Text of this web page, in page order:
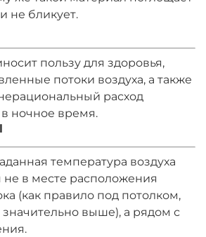
не бликует.
пользу для здоровья,
потоки воздуха, а также
расход
ночное время.
температура воздуха
в месте расположения
(как правило под потолком,
значительно выше), а рядом с